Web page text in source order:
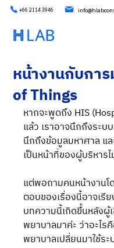
+66 2114 3946
หน้างานกับกา
of Things
หากจะพูดถึง HIS
แล้ว เราอาจนึกถึงระ
นึกถึงข้อมูลมหาศาล แ
เป็นหน้าที่ของผู้บริหาร
แต่พอถามคนหน้างาน
ตอบของเรื่องนี้อาจเรี
บทความนี้เกิดขึ้นหลัง
พยาบาลมาค่ะ ว่าอะไร
พยาบาลเปลี่ยนมาใช้ร